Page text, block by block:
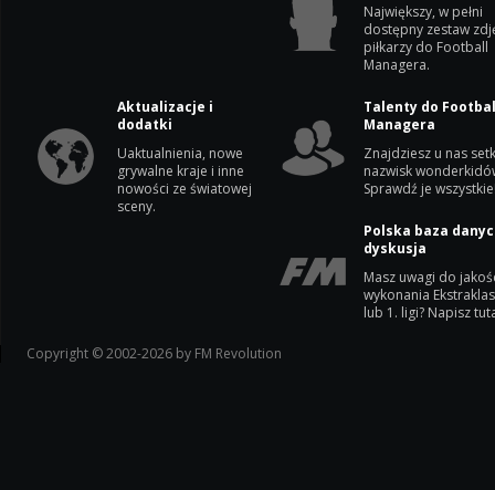
Największy, w pełni
dostępny zestaw
piłkarzy do Football
Managera.
Aktualizacje i
dodatki
Uaktualnienia, nowe
grywalne kraje i inne
nowości ze światowej
sceny.
Talenty do
Managera
Znajdziesz u nas
nazwisk
Sprawdź je
Polska baza
dyskusja
Masz uwagi do
wykonania
lub 1. ligi? Napisz
Copyright © 2002-2026 by FM Revolution